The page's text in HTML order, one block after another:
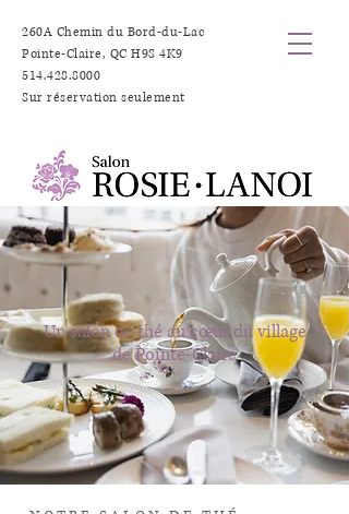
260A Chemin du Bord-du-Lac
Pointe-Claire, QC H9S 4K9
514.428.8000
Sur réservation seulement
Un salon de thé au cœur du village
de Pointe-Claire